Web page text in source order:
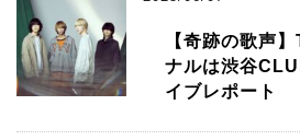
【奇跡の歌声
ナルは渋谷
イブレポート